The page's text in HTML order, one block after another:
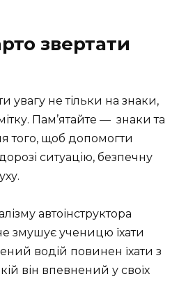
звертати
увагу не тільки на знаки,
Пам’ятайте — знаки та
того, щоб допомогти
ситуацію, безпечну
автоінструктора
змушує ученицю їхати
водій повинен їхати з
він впевнений у своїх